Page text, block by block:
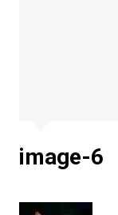
image-6